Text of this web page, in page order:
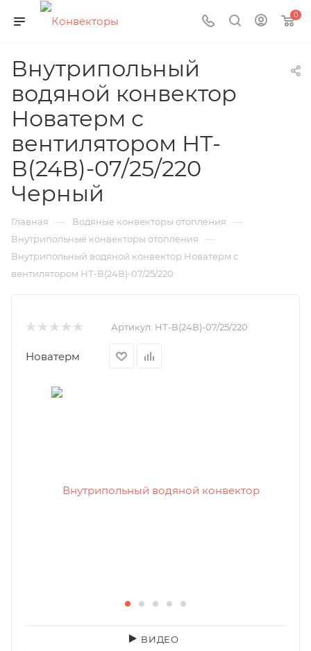
0
Внутрипольный
водяной конвектор
Новатерм с
вентилятором НТ-
В(24В)-07/25/220
Черный
Главная — Водяные конвекторы отопления —
Внутрипольные конвекторы отопления —
Внутрипольный водяной конвектор Новатерм с
вентилятором НТ-В(24В)-07/25/220
Артикул: НТ-В(24В)-07/25/220
Новатерм
ВИДЕО